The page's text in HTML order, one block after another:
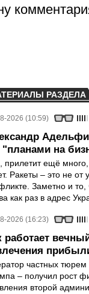
РАЗДЕЛА
2026 (10:59)
"планами на
прилетит ещё
Ракеты – это не от
Заметно и
как раз в адрес
2026 (16:23)
работает
частных тюрем
– получил рост
второй